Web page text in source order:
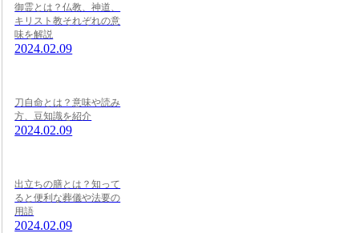
御霊とは？仏教、神道、
キリスト教それぞれの意
味を解説
2024.02.09
刀自命とは？意味や読み
方、豆知識を紹介
2024.02.09
出立ちの膳とは？知って
ると便利な葬儀や法要の
用語
2024.02.09